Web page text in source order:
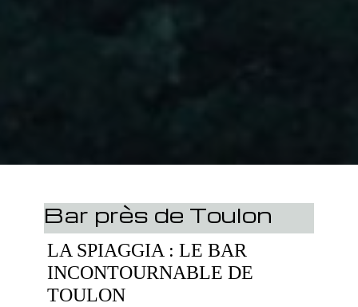
Bar près de Toulon
LA SPIAGGIA : LE BAR
INCONTOURNABLE DE
TOULON